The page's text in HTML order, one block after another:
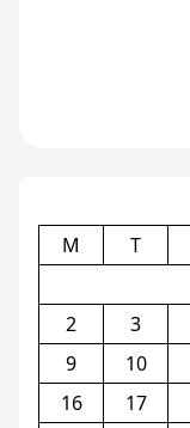
M
T
2
3
9
10
16
17